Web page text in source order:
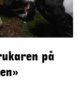
på